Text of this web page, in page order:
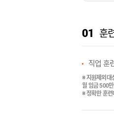
01 훈
직업 훈
※ 지원제외대
월 임금 500
※ 정확한 훈련